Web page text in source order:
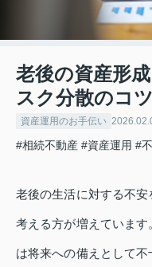
老後の資産形
スク分散のコ
資産運用のお手伝い
#相続不動産 #資産運用 #
老後の生活に対する不
考える方が増えていま
は将来への備えとして不